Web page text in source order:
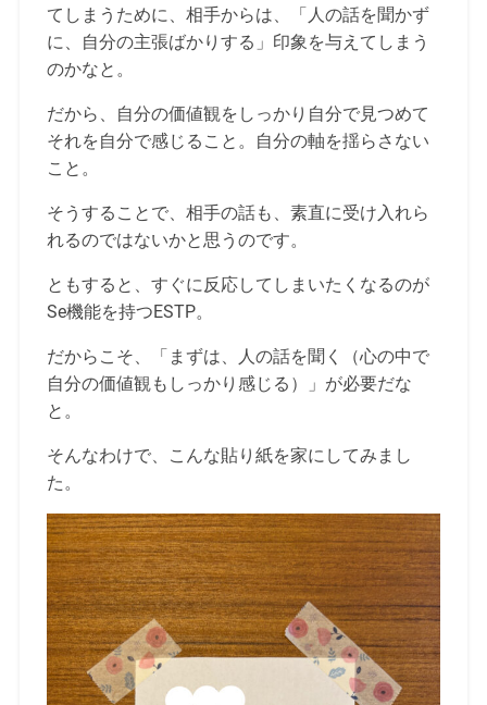
てしまうために、相手からは、「人の話を聞かず
に、自分の主張ばかりする」印象を与えてしまう
のかなと。
だから、自分の価値観をしっかり自分で見つめて
それを自分で感じること。自分の軸を揺らさない
こと。
そうすることで、相手の話も、素直に受け入れら
れるのではないかと思うのです。
ともすると、すぐに反応してしまいたくなるのが
Se機能を持つESTP。
だからこそ、「まずは、人の話を聞く（心の中で
自分の価値観もしっかり感じる）」が必要だな
と。
そんなわけで、こんな貼り紙を家にしてみまし
た。